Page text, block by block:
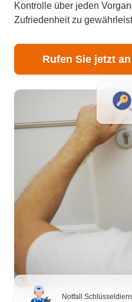
Notfall
Kontrolle über jeden
Zufriedenheit zu
Rufen Sie jetzt an